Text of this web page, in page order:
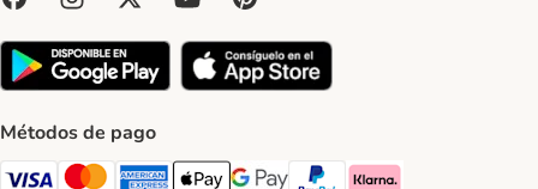
Métodos de pago